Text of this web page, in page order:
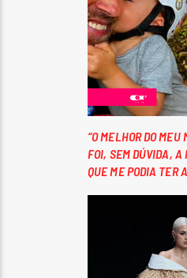
“O MELHOR DO MEU
FOI, SEM DÚVIDA, A
QUE ME PODIA TER